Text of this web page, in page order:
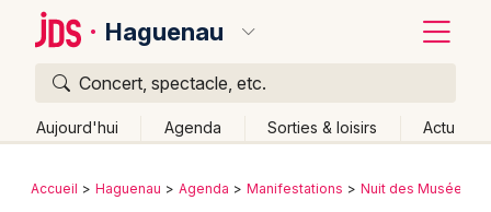
Haguenau
Concert, spectacle, etc.
Aujourd'hui Agenda Sorties & loisirs Actu
Publier un événement
Retour
Accueil Haguenau Agenda Manifestations Nuit des Musées
Quoi ?
Où ?